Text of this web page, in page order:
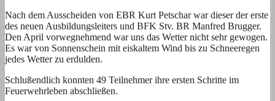
Nach dem Ausscheiden von EBR Kurt Petschar war dieser der erste
des neuen Ausbildungsleiters und BFK Stv. BR Manfred Brugger.
Den April vorwegnehmend war uns das Wetter nicht sehr gewogen.
Es war von Sonnenschein mit eiskaltem Wind bis zu Schneeregen
jedes Wetter zu erdulden.
Schlußendlich konnten 49 Teilnehmer ihre ersten Schritte im
Feuerwehrleben abschließen.